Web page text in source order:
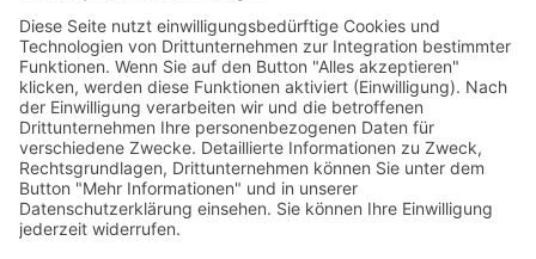
AWO Kulturhaus Babelsberg
Arbeit mit Behinderung
AWO Büro Kindermut
Kulturland Brandenburg
AWO Selbsthilfe
AWO eLearning
Kultur für JEDEN
AWO 1plus9
Dachverband Freie Suchtselbsthilfe
© 1990 - 2026 Arbeiterwohlfahrt Bezirksverband Potsdam e. V.